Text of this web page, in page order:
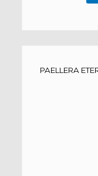
PAELLERA